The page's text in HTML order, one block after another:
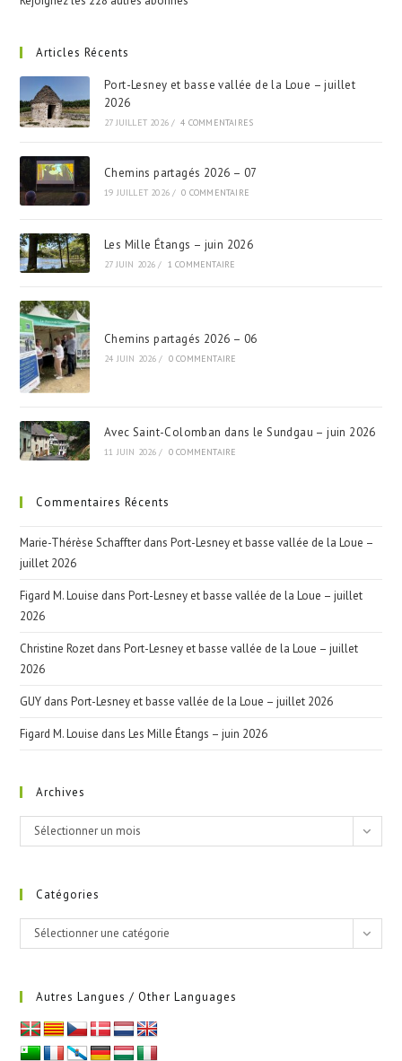
Articles Récents
Port-Lesney et basse vallée de la Loue – juillet
2026
27 JUILLET 2026 / 4 COMMENTAIRES
Chemins partagés 2026 – 07
19 JUILLET 2026 / 0 COMMENTAIRE
Les Mille Étangs – juin 2026
27 JUIN 2026 / 1 COMMENTAIRE
Chemins partagés 2026 – 06
24 JUIN 2026 / 0 COMMENTAIRE
Avec Saint-Colomban dans le Sundgau – juin 2026
11 JUIN 2026 / 0 COMMENTAIRE
Commentaires Récents
Marie-Thérèse Schaffter dansPort-Lesney et basse vallée de la Loue –
juillet 2026
Figard M. Louise dansPort-Lesney et basse vallée de la Loue – juillet
2026
Christine Rozet dansPort-Lesney et basse vallée de la Loue – juillet
2026
GUY dansPort-Lesney et basse vallée de la Loue – juillet 2026
Figard M. Louise dansLes Mille Étangs – juin 2026
Archives
Archives
Sélectionner un mois
Catégories
Catégories
Sélectionner une catégorie
Autres Langues / Other Languages